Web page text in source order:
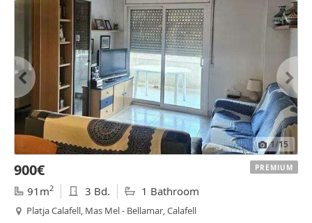
1/15
900€
91m2 3 Bd. 1 Bathroom
Platja Calafell, Mas Mel - Bellamar, Calafell
PREMIUM